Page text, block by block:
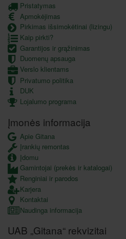
Pristatymas
Apmokėjimas
Pirkimas išsimokėtinai (lizingu)
Kaip pirkti?
Garantijos ir grąžinimas
Duomenų apsauga
Verslo klientams
Privatumo politika
DUK
Lojalumo programa
Įmonės informacija
Apie Gitana
Įrankių remontas
Įdomu
Gamintojai (prekės ir katalogai)
Renginiai ir parodos
Karjera
Kontaktai
Naudinga informacija
UAB „Gitana“ rekvizitai